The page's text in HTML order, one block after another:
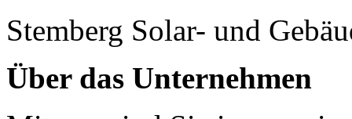
Stemberg Solar- und
Über das Unternehmen